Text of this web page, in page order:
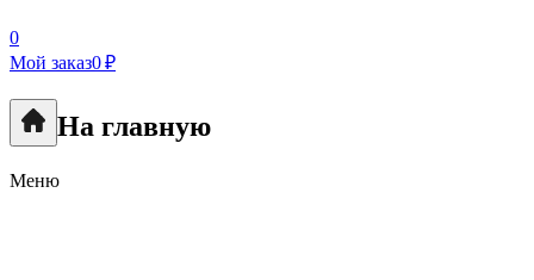
0
Мой заказ0 ₽
На главную
Меню